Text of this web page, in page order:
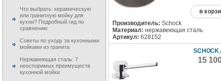
в
Производитель: Schock
Материал: нержавеющая сталь
Артикул: 628152
SCHOCK
15
Что выбрать: керамическую
или гранитную мойку для
кухни? Подробный гид по
сравнению
Советы по уходу за кухонными
мойками из гранита
Нержавеющая сталь: 7
неоспоримых преимуществ
кухонной мойки